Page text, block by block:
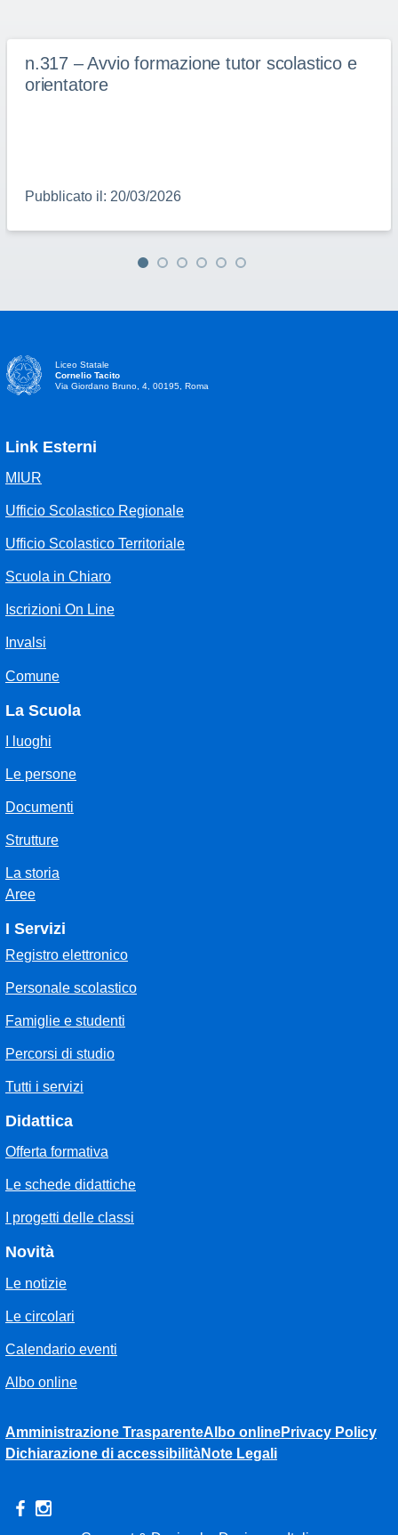
n.317 – Avvio formazione tutor scolastico e
orientatore
Pubblicato il: 20/03/2026
Liceo Statale
Cornelio Tacito
Via Giordano Bruno, 4, 00195, Roma
Link Esterni
MIUR
Ufficio Scolastico Regionale
Ufficio Scolastico Territoriale
Scuola in Chiaro
Iscrizioni On Line
Invalsi
Comune
La Scuola
I luoghi
Le persone
Documenti
Strutture
La storia
Aree
I Servizi
Registro elettronico
Personale scolastico
Famiglie e studenti
Percorsi di studio
Tutti i servizi
Didattica
Offerta formativa
Le schede didattiche
I progetti delle classi
Novità
Le notizie
Le circolari
Calendario eventi
Albo online
Amministrazione TrasparenteAlbo onlinePrivacy Policy
Dichiarazione di accessibilitàNote Legali